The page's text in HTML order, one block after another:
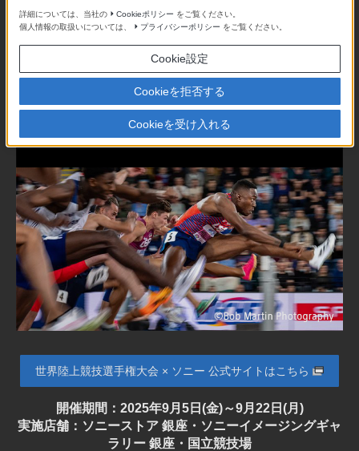
世界陸上競技選手権大会 × ソニー 公式サイトはこちら
開催期間：2025年9月5日(金)～9月22日(月)
実施店舗：ソニーストア 銀座・ソニーイメージングギャ
ラリー 銀座・国立競技場
詳細については、当社の Cookieポリシー をご覧ください。
個人情報の取扱いについては、
プライバシーポリシー をご覧ください。
Cookie設定
Cookieを拒否する
Cookieを受け入れる